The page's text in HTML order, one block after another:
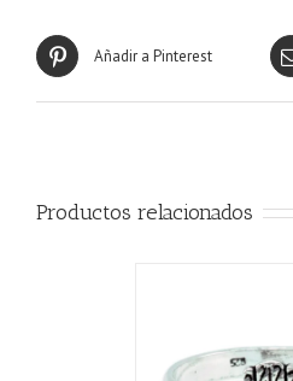
Añadir a Pinterest
Productos relacionados